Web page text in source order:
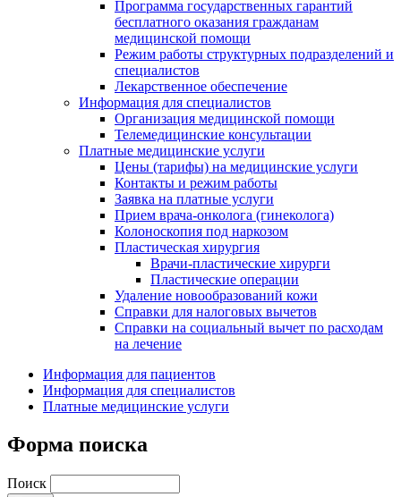
Программа государственных гарантий
бесплатного оказания гражданам
медицинской помощи
Режим работы структурных подразделений и
специалистов
Лекарственное обеспечение
Информация для специалистов
Организация медицинской помощи
Телемедицинские консультации
Платные медицинские услуги
Цены (тарифы) на медицинские услуги
Контакты и режим работы
Заявка на платные услуги
Прием врача-онколога (гинеколога)
Колоноскопия под наркозом
Пластическая хирургия
Врачи-пластические хирурги
Пластические операции
Удаление новообразований кожи
Справки для налоговых вычетов
Справки на социальный вычет по расходам
на лечение
Информация для пациентов
Информация для специалистов
Платные медицинские услуги
Форма поиска
Поиск